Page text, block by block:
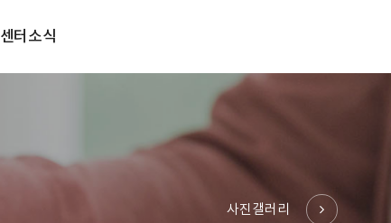
센터소식
사진갤러리